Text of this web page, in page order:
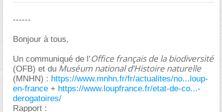
------
Bonjour à tous,
Un communiqué de l’Office français de la biodiversité
(OFB) et du Muséum national d’Histoire naturelle
(MNHN) : https://www.mnhn.fr/fr/actualites/no...loup-
en-france + https://www.loupfrance.fr/etat-de-co...-
derogatoires/
Rapport :